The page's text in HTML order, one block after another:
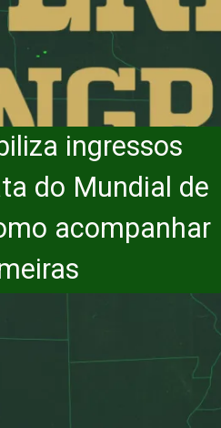
ingressos
do Mundial de
acompanhar